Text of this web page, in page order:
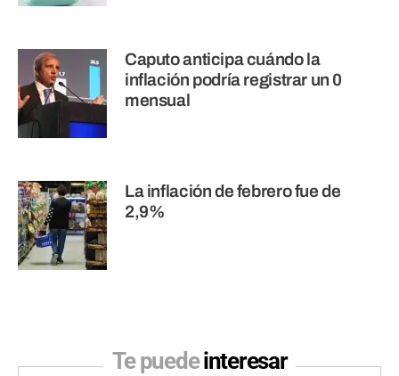
Caputo anticipa cuándo la
inflación podría registrar un 0
mensual
La inflación de febrero fue de
2,9%
Te puedeinteresar